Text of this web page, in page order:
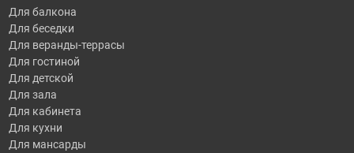
Для балкона
Для беседки
Для веранды-террасы
Для гостиной
Для детской
Для зала
Для кабинета
Для кухни
Для мансарды